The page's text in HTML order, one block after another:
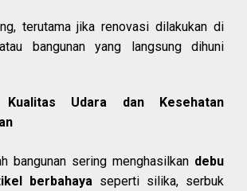
terutama jika renovasi dilakukan di
bangunan yang langsung dihuni
Kualitas Udara dan Kesehatan
bangunan sering menghasilkan debu
berbahaya seperti silika, serbuk